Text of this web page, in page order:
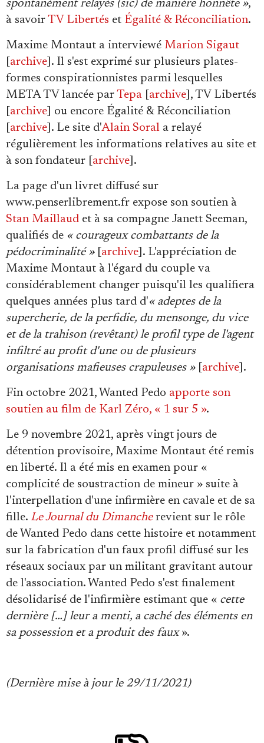
spontanément relayés (sic) de manière honnête »,
à savoir TV Libertés et Égalité & Réconciliation.
Maxime Montaut a interviewé Marion Sigaut
archive ]. Il s'est exprimé sur plusieurs plates-
formes conspirationnistes parmi lesquelles
META TV lancée par Tepa archive ], TV Libertés
archive ] ou encore Égalité & Réconciliation
archive ]. Le site d'Alain Soral a relayé
régulièrement les informations relatives au site et
à son fondateur [ archive ].
La page d'un livret diffusé sur
www.penserlibrement.fr expose son soutien à
Stan Maillaud et à sa compagne Janett Seeman,
qualifiés de « courageux combattants de la
pédocriminalité »[ archive ]. L'appréciation de
Maxime Montaut à l'égard du couple va
considérablement changer puisqu'il les qualifiera
quelques années plus tard d'« adeptes de la
supercherie, de la perfidie, du mensonge, du vice
et de la trahison (revêtant) le profil type de l'agent
infiltré au profit d'une ou de plusieurs
organisations mafieuses crapuleuses »[ archive ].
Fin octobre 2021, Wanted Pedo apporte son
soutien au film de Karl Zéro, « 1 sur 5 ».
Le 9 novembre 2021, après vingt jours de
détention provisoire, Maxime Montaut été remis
en liberté. Il a été mis en examen pour «
complicité de soustraction de mineur » suite à
l'interpellation d'une infirmière en cavale et de sa
fille. Le Journal du Dimancherevient sur le rôle
de Wanted Pedo dans cette histoire et notamment
sur la fabrication d'un faux profil diffusé sur les
réseaux sociaux par un militant gravitant autour
de l'association. Wanted Pedo s'est finalement
désolidarisé de l'infirmière estimant que « cette
dernière […] leur a menti, a caché des éléments en
sa possession et a produit des faux».
(Dernière mise à jour le 29/11/2021)